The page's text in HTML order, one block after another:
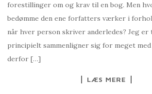
forestillinger om og krav til en bog. Men
bedømme den ene forfatters værker i
når hver person skriver anderledes? Jeg er
principielt sammenligner sig for meget
derfor […]
LÆS MERE